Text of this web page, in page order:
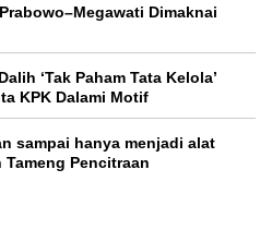
Dimaknai
‘Tak Paham Tata Kelola’
KPK Dalami Motif
sampai hanya menjadi alat
Pencitraan